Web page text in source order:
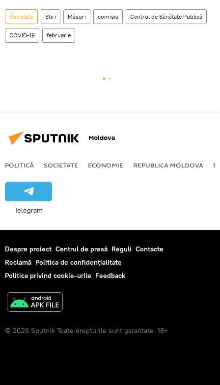
Societate Știri Măsuri comisia Centrul de Sănătate Publică
COVID-19 februarie
Moldova
POLITICĂ SOCIETATE ECONOMIE REPUBLICA MOLDOVA
Telegram
Despre proiect Centrul de presă Reguli Contacte
Reclamă Politica de confidențialitate
Politica privind cookie-urile Feedback
© 2026 Sputnik Toate drepturile sunt garantate. 18+